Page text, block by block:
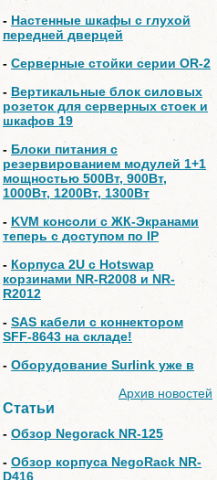
- Настенные шкафы с глухой
передней дверцей
- Серверные стойки серии OR-2
-Вертикальные блок силовых
розеток для серверных стоек и
шкафов 19
- Блоки питания с
резервированием модулей 1+1
мощностью 500Вт, 900Вт,
1000Вт, 1200Вт, 1300Вт
- KVM консоли с ЖК-Экранами
теперь с доступом по IP
- Корпуса 2U с Hotswap
корзинами NR-R2008 и NR-
R2012
- SAS кабели с коннектором
SFF-8643 на складе!
- Оборудование Surlink уже в
Архив новостей
Статьи
- Обзор Negorack NR-125
- Обзор корпуса NegoRack NR-
D416